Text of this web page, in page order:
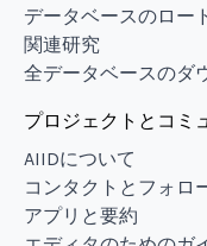
データベースのロー
関連研究
全データベースのダ
プロジェクトとコミ
AIIDについて
コンタクトとフォロ
アプリと要約